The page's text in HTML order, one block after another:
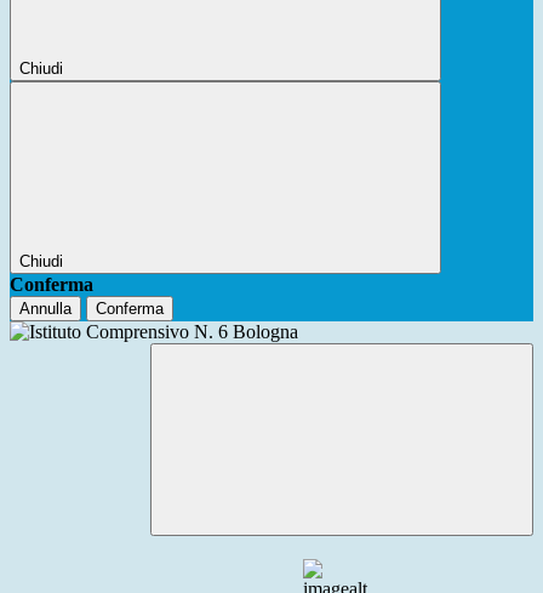
Chiudi
Chiudi
Conferma
Annulla Conferma